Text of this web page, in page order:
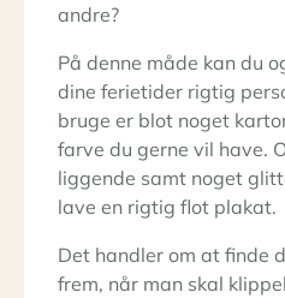
andre?
På denne måde kan du
dine ferietider rigtig
bruge er blot noget
farve du gerne vil have.
liggende samt noget
lave en rigtig flot plakat.
Det handler om at finde
frem, når man skal